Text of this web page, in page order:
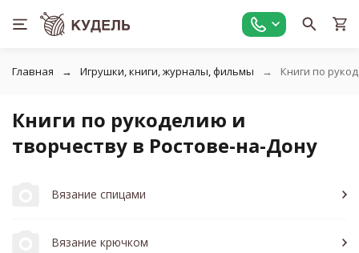
Главная Игрушки, книги, журналы, фильмы Книги по
Книги по рукоделию и
творчеству в Ростове-на-Дону
Вязание спицами
Вязание крючком